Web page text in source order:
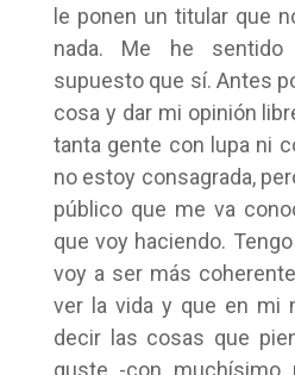
le ponen un titular que
nada. Me he
supuesto que sí. Antes
cosa y dar mi opinión
tanta gente con lupa ni
no estoy consagrada,
público que me va
que voy haciendo.
voy a ser más
ver la vida y que en mi
decir las cosas que
guste -con muchísimo